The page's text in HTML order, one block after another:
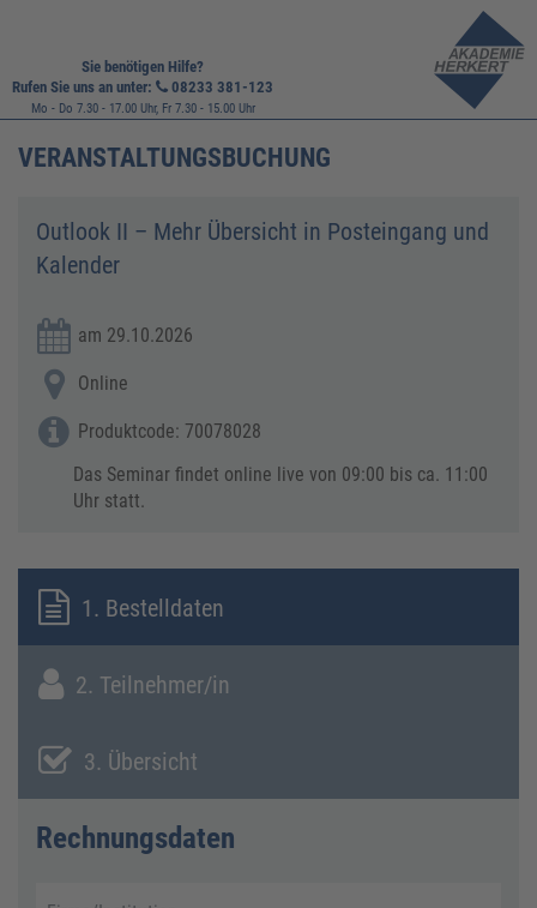
Sie benötigen Hilfe?
Rufen Sie uns an unter:
08233 381-123
Mo - Do 7.30 - 17.00 Uhr, Fr 7.30 - 15.00 Uhr
VERANSTALTUNGSBUCHUNG
Outlook II – Mehr Übersicht in Posteingang und
Kalender
am 29.10.2026
Online
Produktcode: 70078028
Das Seminar findet online live von 09:00 bis ca. 11:00
Uhr statt.
1. Bestelldaten
2. Teilnehmer/in
3. Übersicht
Rechnungsdaten